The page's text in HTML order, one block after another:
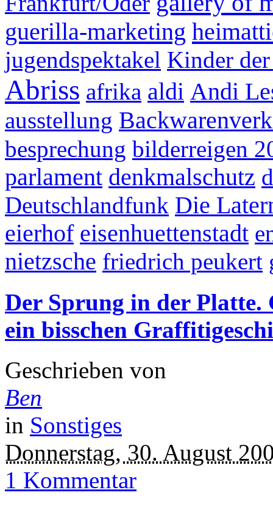
guerilla-marketing
jugendspektakel Kinder
Abriss afrika aldi Andi
ausstellung
besprechung bilderreigen
parlament denkmalschutz
Deutschlandfunk Die
eierhof eisenhuettenstadt
nietzsche friedrich peukert
Der Sprung in der
ein bisschen
Geschrieben von
Ben
in Sonstiges
Donnerstag, 30. August
1 Kommentar